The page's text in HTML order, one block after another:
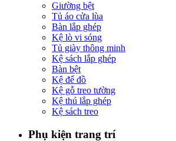
Giường bệt
Tủ áo cửa lùa
Bàn lắp ghép
Kệ lò vi sóng
Tủ giày thông minh
Kệ sách lắp ghép
Bàn bệt
Kệ để đồ
Kệ gỗ treo tường
Kệ thú lắp ghép
Kệ sách treo
Phụ kiện trang trí